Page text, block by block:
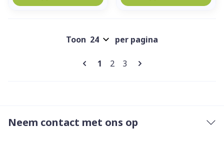
Pagina's
U lees momenteel pagina
1 Pagina
2 Pagina
3
Toon per pagina
Neem contact met ons op